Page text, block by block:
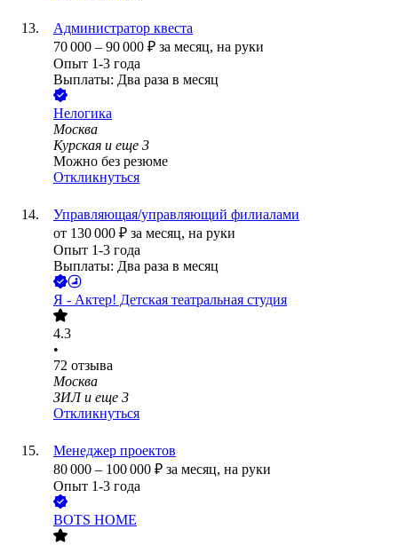
Администратор квеста
70 000 – 90 000 ₽ за месяц, на руки
Опыт 1-3 года
Выплаты: Два раза в месяц
Нелогика
Москва
Курская и еще 3
Можно без резюме
Откликнуться
Управляющая/управляющий филиалами
от 130 000 ₽ за месяц, на руки
Опыт 1-3 года
Выплаты: Два раза в месяц
Я - Актер! Детская театральная студия
4.3
•
72 отзыва
Москва
ЗИЛ и еще 3
Откликнуться
Менеджер проектов
80 000 – 100 000 ₽ за месяц, на руки
Опыт 1-3 года
BOTS HOME